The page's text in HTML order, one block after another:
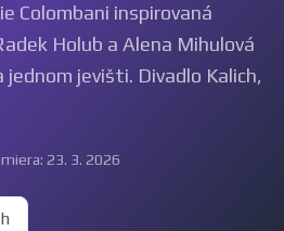
Colombani inspirovaná
Holub a Alena Mihulová
jednom jevišti. Divadlo Kalich,
23. 3. 2026